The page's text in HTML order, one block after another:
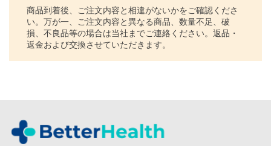
商品到着後、ご注文内容と相違がないかをご確認くださ
い。万が一、ご注文内容と異なる商品、数量不足、破
損、不良品等の場合は当社までご連絡ください。返品・
返金および交換させていただきます。